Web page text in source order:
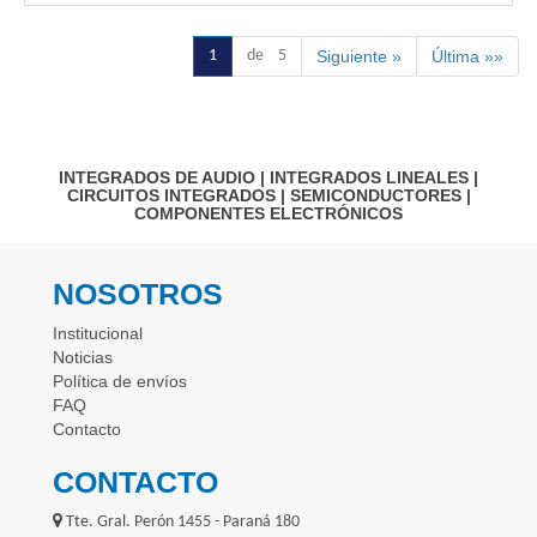
1 de 5 Siguiente » Última »»
INTEGRADOS DE AUDIO | INTEGRADOS LINEALES |
CIRCUITOS INTEGRADOS| SEMICONDUCTORES|
COMPONENTES ELECTRÓNICOS
NOSOTROS
Institucional
Noticias
Política de envíos
FAQ
Contacto
CONTACTO
Tte. Gral. Perón 1455 - Paraná 180